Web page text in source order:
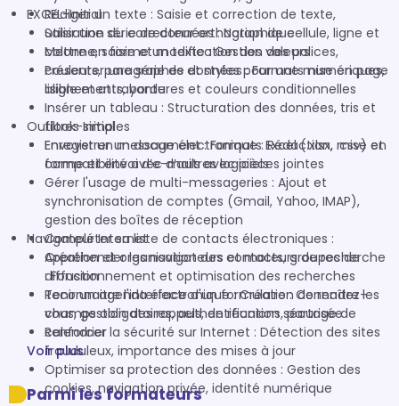
Rédiger un texte : Saisie et correction de texte,
utilisation du correcteur orthographique
Mettre en forme un texte : Gestion des polices,
couleurs, paragraphes et styles pour une mise en page
lisible et attrayante
EXCEL-Initial
Saisir une série de données : Notion de cellule, ligne et
colonne, saisie et modification des valeurs
Présenter une série de données : Formats numériques,
alignements, bordures et couleurs conditionnelles
Insérer un tableau : Structuration des données, tris et
filtres simples
Enregistrer un document : Formats Excel (.xlsx, .csv) et
compatibilité avec d’autres logiciels
Outlook-Initial
Envoyer un message électronique : Rédaction, mise en
forme et envoi d’e-mails avec pièces jointes
Gérer l'usage de multi-messageries : Ajout et
synchronisation de comptes (Gmail, Yahoo, IMAP),
gestion des boîtes de réception
Compléter sa liste de contacts électroniques :
Création et organisation des contacts, groupes de
diffusion
Tenir un agenda électronique : Création de rendez-
vous, gestion des rappels, de réunions, partage de
calendrier
Navigateur Internet
Appréhender les navigateurs et moteurs de recherche
: Fonctionnement et optimisation des recherches
Reconnaitre l'interface d'un formulaire : Connaître les
champs obligatoires, authentification sécurisée
Renforcer la sécurité sur Internet : Détection des sites
frauduleux, importance des mises à jour
Optimiser sa protection des données : Gestion des
cookies, navigation privée, identité numérique
Voir plus
Parmi les formateurs